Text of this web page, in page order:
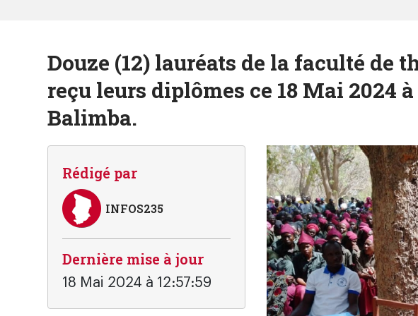
Douze (12) lauréats de la faculté de
reçu leurs diplômes ce 18 Mai 2024
Balimba.
Rédigé par
INFOS235
Dernière mise à jour
18 Mai 2024 à 12:57:59